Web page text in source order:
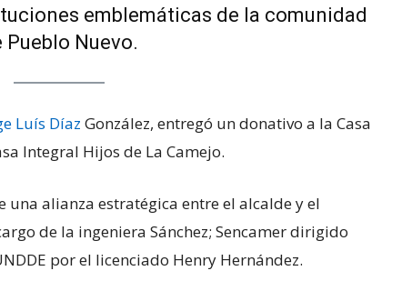
emblemáticas de la comunidad
Pueblo Nuevo.
Luís Díaz González, entregó un donativo a la Casa
Integral Hijos de La Camejo.
una alianza estratégica entre el alcalde y el
de la ingeniera Sánchez; Sencamer dirigido
por el licenciado Henry Hernández.